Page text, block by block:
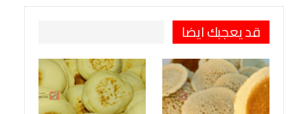
قد يعجبك ايضا